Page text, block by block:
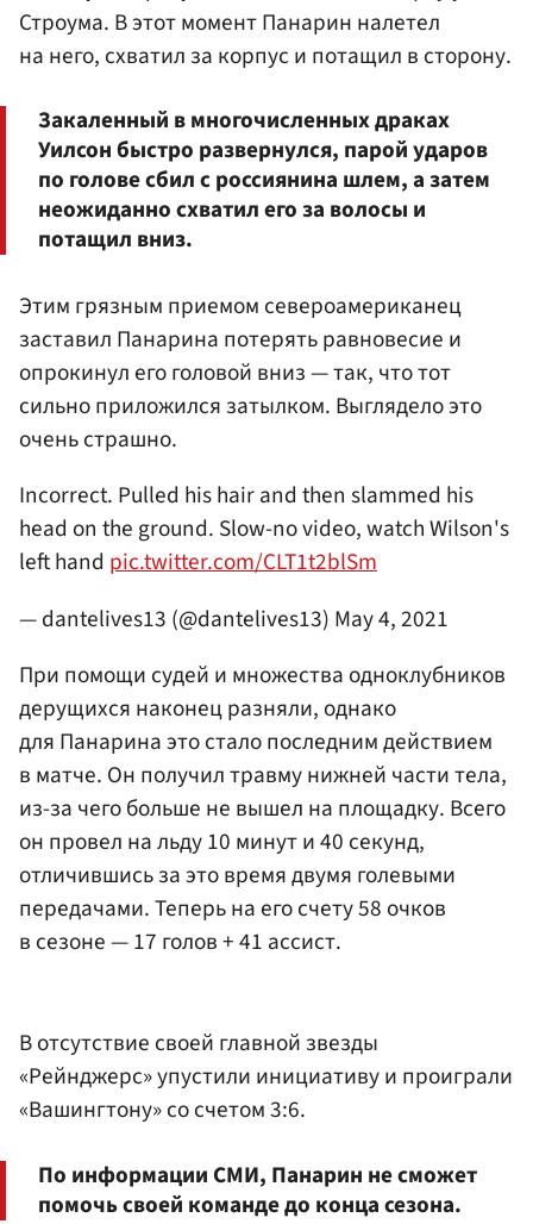
Строума. В этот момент Панарин налетел
на него, схватил за корпус и потащил в сторону.
Закаленный в многочисленных драках
Уилсон быстро развернулся, парой ударов
по голове сбил с россиянина шлем, а затем
неожиданно схватил его за волосы и
потащил вниз.
Этим грязным приемом североамериканец
заставил Панарина потерять равновесие и
опрокинул его головой вниз — так, что тот
сильно приложился затылком. Выглядело это
очень страшно.
Incorrect. Pulled his hair and then slammed his
head on the ground. Slow-no video, watch Wilson's
left hand pic.twitter.com/CLT1t2blSm
— dantelives13 (@dantelives13) May 4, 2021
При помощи судей и множества одноклубников
дерущихся наконец разняли, однако
для Панарина это стало последним действием
в матче. Он получил травму нижней части тела,
из-за чего больше не вышел на площадку. Всего
он провел на льду 10 минут и 40 секунд,
отличившись за это время двумя голевыми
передачами. Теперь на его счету 58 очков
в сезоне — 17 голов + 41 ассист.
В отсутствие своей главной звезды
«Рейнджерс» упустили инициативу и проиграли
«Вашингтону» со счетом 3:6.
По информации СМИ, Панарин не сможет
помочь своей команде до конца сезона.